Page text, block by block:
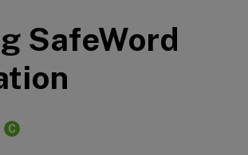
SafeWord
C